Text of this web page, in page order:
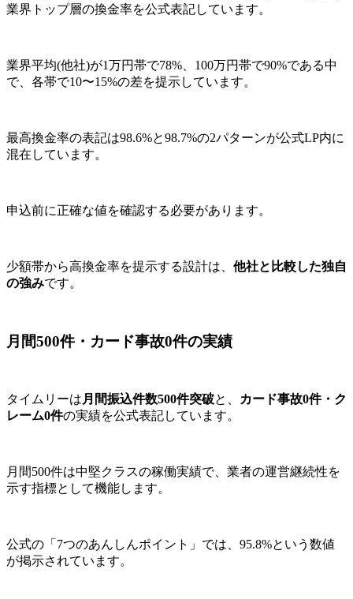
業界トップ層の換金率を公式表記しています。
業界平均(他社)が1万円帯で78%、100万円帯で90%である中
で、各帯で10〜15%の差を提示しています。
最高換金率の表記は98.6%と98.7%の2パターンが公式LP内に
混在しています。
申込前に正確な値を確認する必要があります。
少額帯から高換金率を提示する設計は、 他社と比較した独自
の強みです。
月間500件・カード事故0件の実績
タイムリーは 月間振込件数500件突破と、
カード事故0件・ク
レーム0件の実績を公式表記しています。
月間500件は中堅クラスの稼働実績で、業者の運営継続性を
示す指標として機能します。
公式の「7つのあんしんポイント」では、95.8%という数値
が掲示されています。